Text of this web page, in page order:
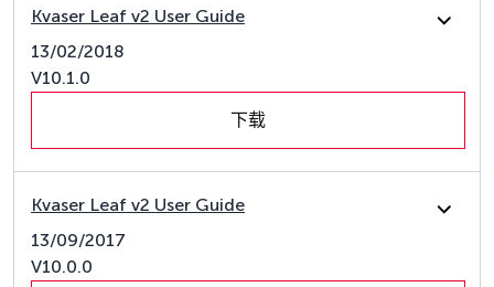
Kvaser Leaf v2 User Guide
13/02/2018
V10.1.0
下载
Kvaser Leaf v2 User Guide
13/09/2017
V10.0.0